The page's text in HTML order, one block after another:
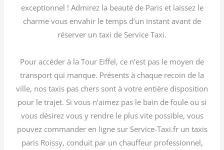
exceptionnel ! Admirez la beauté de Paris et laissez le
charme vous envahir le temps d’un instant avant de
réserver un taxi de Service Taxi.
Pour accéder à la Tour Eiffel, ce n’est pas le moyen de
transport qui manque. Présents à chaque recoin de la
ville, nos taxis pas chers sont à votre entière disposition
pour le trajet. Si vous n’aimez pas le bain de foule ou si
vous désirez vous y rendre le plus vite possible, vous
pouvez commander en ligne sur Service-Taxi.fr un taxis
paris Roissy, conduit par un chauffeur professionnel,